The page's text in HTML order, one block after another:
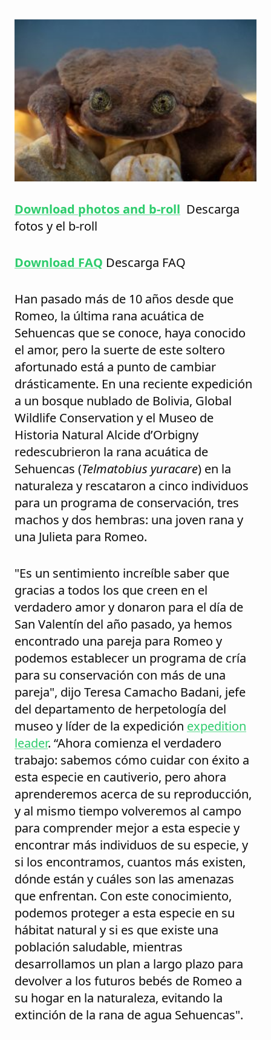
Download photos and b-roll Descarga
fotos y el b-roll
Download FAQ Descarga FAQ
Han pasado más de 10 años desde que
Romeo, la última rana acuática de
Sehuencas que se conoce, haya conocido
el amor, pero la suerte de este soltero
afortunado está a punto de cambiar
drásticamente. En una reciente expedición
a un bosque nublado de Bolivia, Global
Wildlife Conservation y el Museo de
Historia Natural Alcide d’Orbigny
redescubrieron la rana acuática de
Sehuencas (Telmatobius yuracare) en la
naturaleza y rescataron a cinco individuos
para un programa de conservación, tres
machos y dos hembras: una joven rana y
una Julieta para Romeo.
"Es un sentimiento increíble saber que
gracias a todos los que creen en el
verdadero amor y donaron para el día de
San Valentín del año pasado, ya hemos
encontrado una pareja para Romeo y
podemos establecer un programa de cría
para su conservación con más de una
pareja", dijo Teresa Camacho Badani, jefe
del departamento de herpetología del
museo y líder de la expedición expedition
leader. “Ahora comienza el verdadero
trabajo: sabemos cómo cuidar con éxito a
esta especie en cautiverio, pero ahora
aprenderemos acerca de su reproducción,
y al mismo tiempo volveremos al campo
para comprender mejor a esta especie y
encontrar más individuos de su especie, y
si los encontramos, cuantos más existen,
dónde están y cuáles son las amenazas
que enfrentan. Con este conocimiento,
podemos proteger a esta especie en su
hábitat natural y si es que existe una
población saludable, mientras
desarrollamos un plan a largo plazo para
devolver a los futuros bebés de Romeo a
su hogar en la naturaleza, evitando la
extinción de la rana de agua Sehuencas".